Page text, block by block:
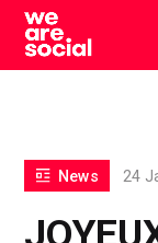
Skip
content
News 24